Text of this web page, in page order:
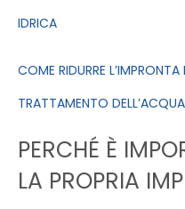
IDRICA
COME RIDURRE
TRATTAMENTO DELL’ACQUA
PERCHÉ È
LA PROPRIA